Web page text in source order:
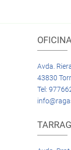
Avda.
43830
Tel: